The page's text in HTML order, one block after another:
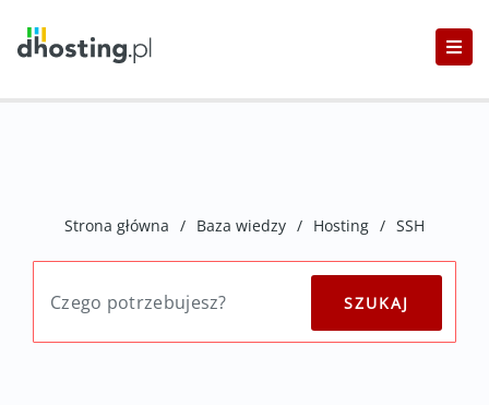
Strona główna / Baza wiedzy / Hosting / SSH